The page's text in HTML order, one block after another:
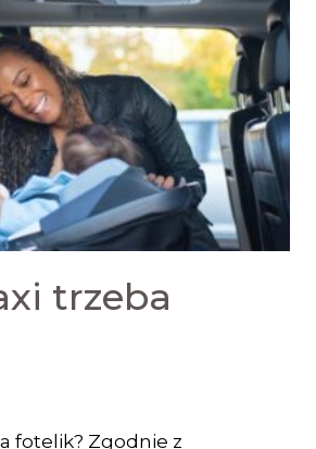
trzeba
fotelik? Zgodnie z